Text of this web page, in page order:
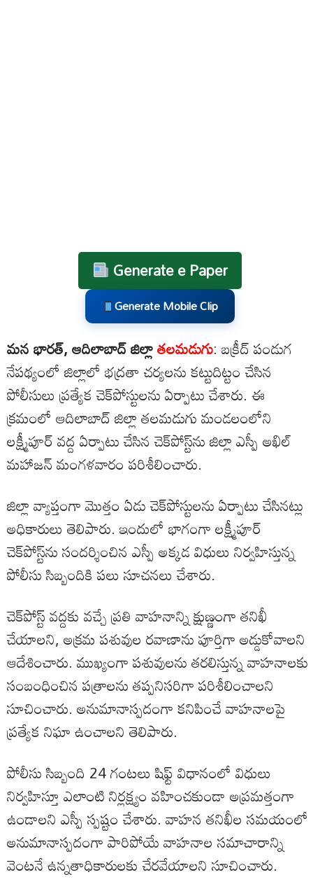
Generate e Paper
Generate Mobile Clip
మన భారత్, ఆదిలాబాద్ జిల్లాతలమడుగు: బక్రీద్ పండుగ
నేపథ్యంలో జిల్లాలో భద్రతా చర్యలను కట్టుదిట్టం చేసిన
పోలీసులు ప్రత్యేక చెక్‌పోస్టులను ఏర్పాటు చేశారు. ఈ
క్రమంలో ఆదిలాబాద్ జిల్లా తలమడుగు మండలంలోని
లక్ష్మీపూర్ వద్ద ఏర్పాటు చేసిన చెక్‌పోస్ట్‌ను జిల్లా ఎస్పీ అఖిల్
మహాజన్ మంగళవారం పరిశీలించారు.
జిల్లా వ్యాప్తంగా మొత్తం ఏడు చెక్‌పోస్టులను ఏర్పాటు చేసినట్లు
అధికారులు తెలిపారు. ఇందులో భాగంగా లక్ష్మీపూర్
చెక్‌పోస్ట్‌ను సందర్శించిన ఎస్పీ అక్కడ విధులు నిర్వహిస్తున్న
పోలీసు సిబ్బందికి పలు సూచనలు చేశారు.
చెక్‌పోస్ట్ వద్దకు వచ్చే ప్రతి వాహనాన్ని క్షుణ్ణంగా తనిఖీ
చేయాలని, అక్రమ పశువుల రవాణాను పూర్తిగా అడ్డుకోవాలని
ఆదేశించారు. ముఖ్యంగా పశువులను తరలిస్తున్న వాహనాలకు
సంబంధించిన పత్రాలను తప్పనిసరిగా పరిశీలించాలని
సూచించారు. అనుమానాస్పదంగా కనిపించే వాహనాలపై
ప్రత్యేక నిఘా ఉంచాలని తెలిపారు.
పోలీసు సిబ్బంది 24 గంటలు షిఫ్ట్ విధానంలో విధులు
నిర్వహిస్తూ ఎలాంటి నిర్లక్ష్యం వహించకుండా అప్రమత్తంగా
ఉండాలని ఎస్పీ స్పష్టం చేశారు. వాహన తనిఖీల సమయంలో
అనుమానాస్పదంగా పారిపోయే వాహనాల సమాచారాన్ని
వెంటనే ఉన్నతాధికారులకు చేరవేయాలని సూచించారు.